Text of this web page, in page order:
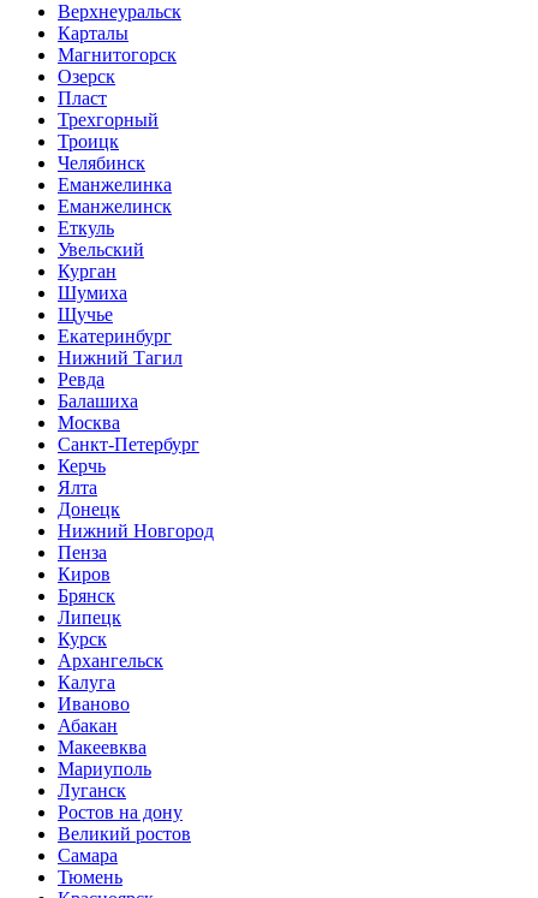
Верхнеуральск
Карталы
Магнитогорск
Озерск
Пласт
Трехгорный
Троицк
Челябинск
Еманжелинка
Еманжелинск
Еткуль
Увельский
Курган
Шумиха
Щучье
Екатеринбург
Нижний Тагил
Ревда
Балашиха
Москва
Санкт-Петербург
Керчь
Ялта
Донецк
Нижний Новгород
Пенза
Киров
Брянск
Липецк
Курск
Архангельск
Калуга
Иваново
Абакан
Макеевква
Мариуполь
Луганск
Ростов на дону
Великий ростов
Самара
Тюмень